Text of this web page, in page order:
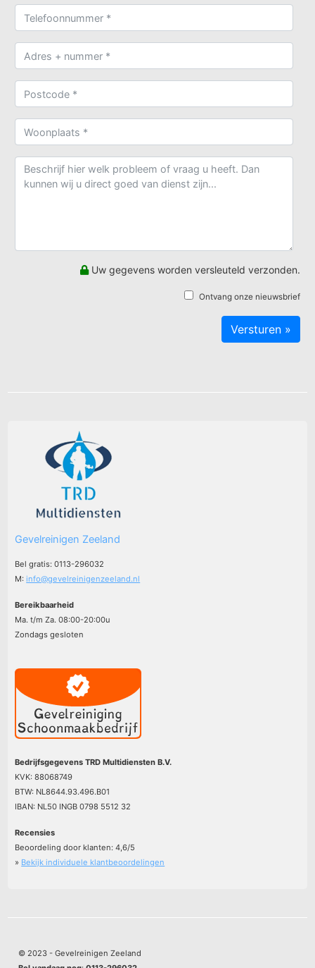
Uw gegevens worden versleuteld verzonden.
Ontvang onze nieuwsbrief
Gevelreinigen Zeeland
Bel gratis: 0113-296032
M:info@gevelreinigenzeeland.nl
Bereikbaarheid
Ma. t/m Za. 08:00-20:00u
Zondags gesloten
Bedrijfsgegevens TRD Multidiensten B.V.
KVK: 88068749
BTW: NL8644.93.496.B01
IBAN: NL50 INGB 0798 5512 32
Recensies
Beoordeling door klanten:4,6/5
» Bekijk individuele klantbeoordelingen
© 2023 - Gevelreinigen Zeeland